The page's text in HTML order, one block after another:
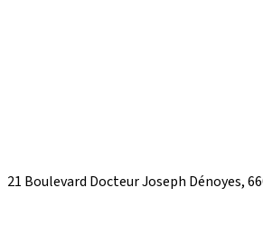
21 Boulevard Docteur Joseph Dénoyes,